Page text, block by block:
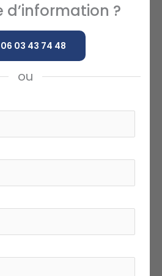
d’information ?
06 03 43 74 48
ou